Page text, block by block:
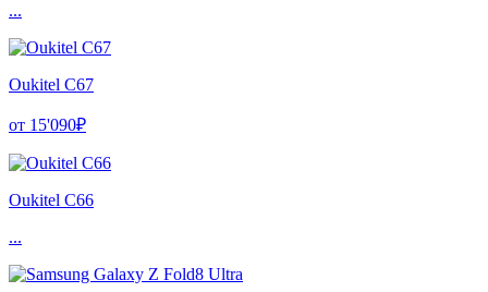
...
Oukitel C67
от 15'090₽
Oukitel C66
...